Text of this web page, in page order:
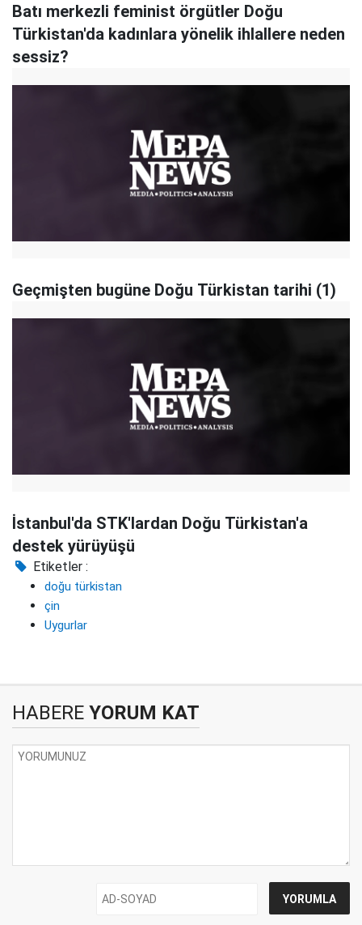
Batı merkezli feminist örgütler Doğu
Türkistan'da kadınlara yönelik ihlallere neden
sessiz?
Geçmişten bugüne Doğu Türkistan tarihi (1)
İstanbul'da STK'lardan Doğu Türkistan'a
destek yürüyüşü
Etiketler :
doğu türkistan
çin
Uygurlar
HABERE YORUM KAT